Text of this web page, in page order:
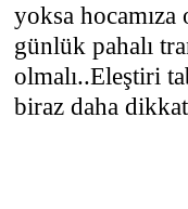
yoksa hocamıza
günlük pahalı
olmalı..Eleştiri
biraz daha